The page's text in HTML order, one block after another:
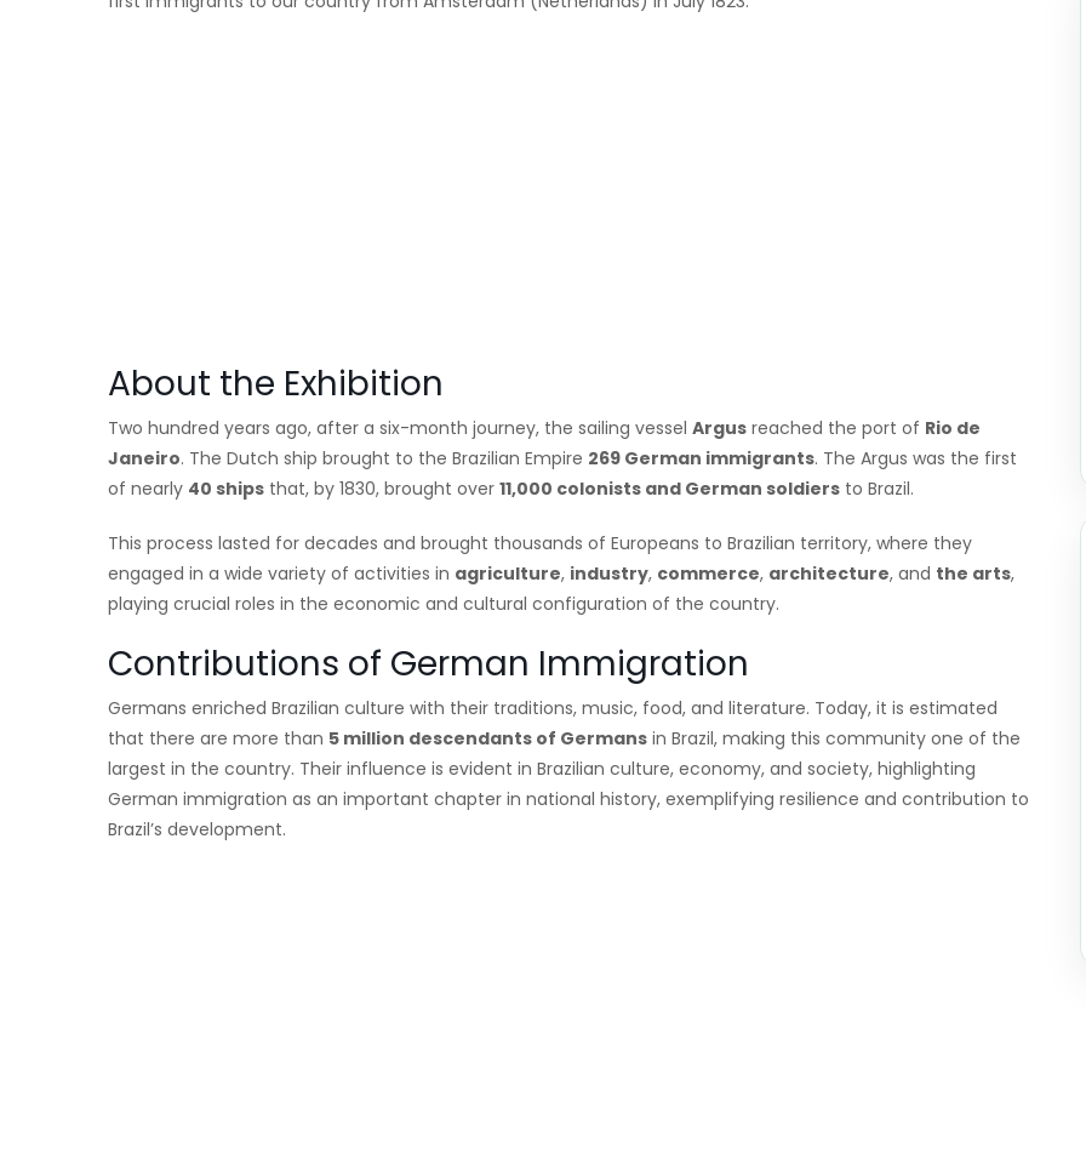
About the Exhibition
Two hundred years ago, after a six-month journey, the sailing vessel Argus reached the port of Rio de
Janeiro. The Dutch ship brought to the Brazilian Empire 269 German immigrants. The Argus was the first
of nearly 40 ships that, by 1830, brought over 11,000 colonists and German soldiers to Brazil.
This process lasted for decades and brought thousands of Europeans to Brazilian territory, where they
engaged in a wide variety of activities in agriculture, industry, commerce, architecture, and the arts,
playing crucial roles in the economic and cultural configuration of the country.
Contributions of German Immigration
Germans enriched Brazilian culture with their traditions, music, food, and literature. Today, it is estimated
that there are more than 5 million descendants of Germans in Brazil, making this community one of the
largest in the country. Their influence is evident in Brazilian culture, economy, and society, highlighting
German immigration as an important chapter in national history, exemplifying resilience and contribution to
Brazil’s development.